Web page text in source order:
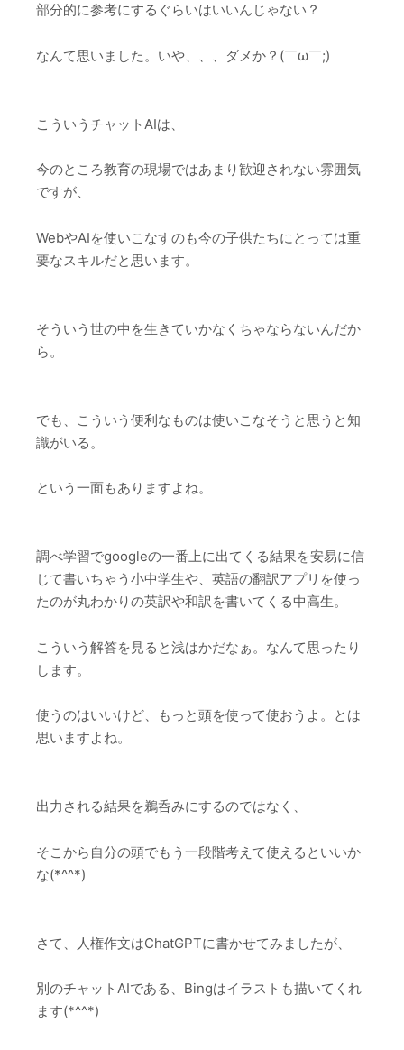
部分的に参考にするぐらいはいいんじゃない？
なんて思いました。いや、、、ダメか？(￣ω￣;)
こういうチャットAIは、
今のところ教育の現場ではあまり歓迎されない雰囲気
ですが、
WebやAIを使いこなすのも今の子供たちにとっては重
要なスキルだと思います。
そういう世の中を生きていかなくちゃならないんだか
ら。
でも、こういう便利なものは使いこなそうと思うと知
識がいる。
という一面もありますよね。
調べ学習でgoogleの一番上に出てくる結果を安易に信
じて書いちゃう小中学生や、英語の翻訳アプリを使っ
たのが丸わかりの英訳や和訳を書いてくる中高生。
こういう解答を見ると浅はかだなぁ。なんて思ったり
します。
使うのはいいけど、もっと頭を使って使おうよ。とは
思いますよね。
出力される結果を鵜呑みにするのではなく、
そこから自分の頭でもう一段階考えて使えるといいか
な(*^^*)
さて、人権作文はChatGPTに書かせてみましたが、
別のチャットAIである、Bingはイラストも描いてくれ
ます(*^^*)